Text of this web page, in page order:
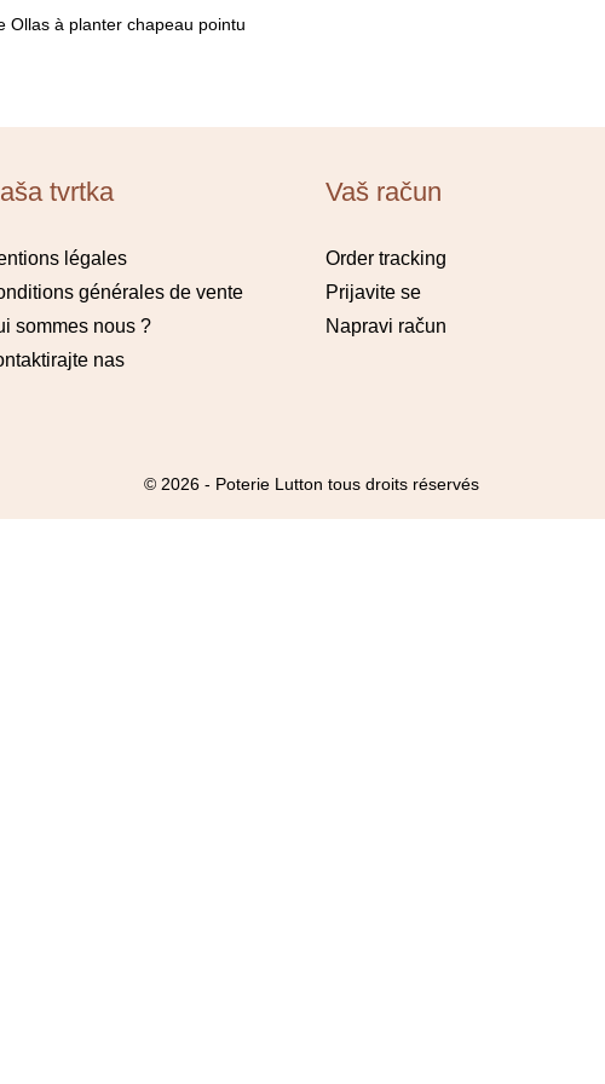
Ollas à planter chapeau pointu
tvrtka
légales
générales de vente
sommes nous ?
nas
Vaš račun
Order tracking
Prijavite se
Napravi račun
© 2026 - Poterie Lutton tous droits réservés